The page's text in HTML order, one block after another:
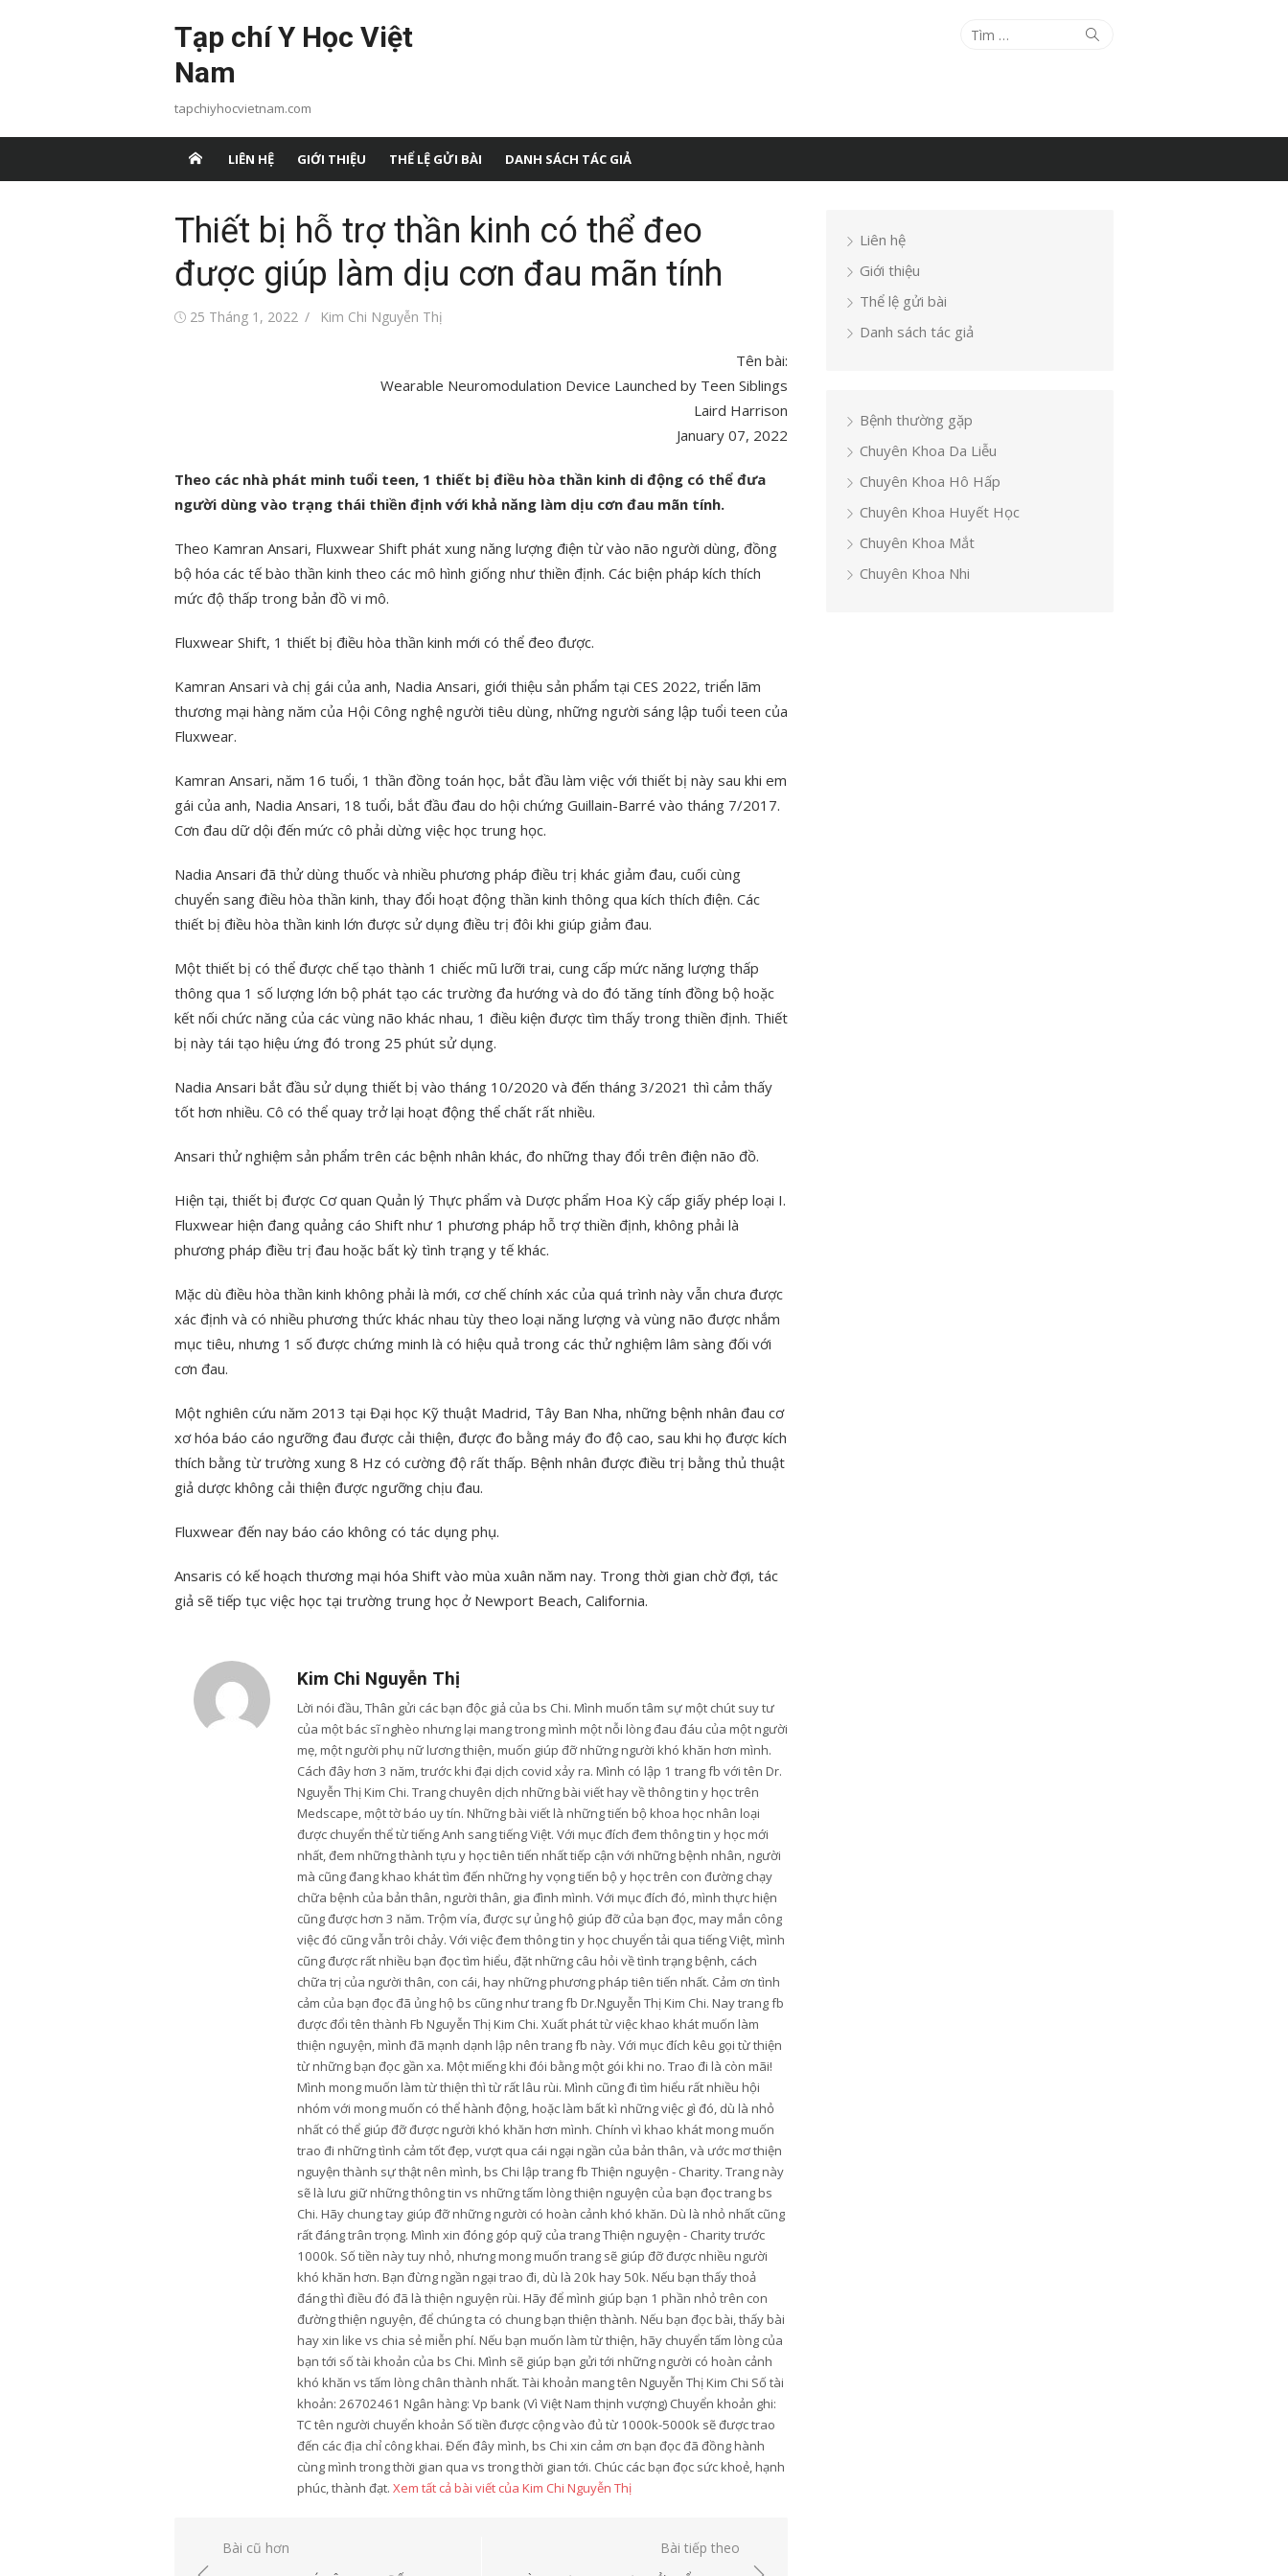
Tạp chí Y Học Việt
Nam
tapchiyhocvietnam.com
Tìm
Tìm
LIÊN HỆ GIỚI THIỆU THỂ LỆ GỬI BÀI DANH SÁCH TÁC GIẢ
Thiết bị hỗ trợ thần kinh có thể đeo
được giúp làm dịu cơn đau mãn tính
Đăng25 Tháng 1, 2022
Tác
Kim Chi Nguyễn Thị
Tên bài:
Wearable Neuromodulation Device Launched by Teen Siblings
Laird Harrison
January 07, 2022
Theo các nhà phát minh tuổi teen, 1 thiết bị điều hòa thần kinh di động có thể đưa
người dùng vào trạng thái thiền định với khả năng làm dịu cơn đau mãn tính.
Theo Kamran Ansari, Fluxwear Shift phát xung năng lượng điện từ vào não người dùng, đồng
bộ hóa các tế bào thần kinh theo các mô hình giống như thiền định. Các biện pháp kích thích
mức độ thấp trong bản đồ vi mô.
Fluxwear Shift, 1 thiết bị điều hòa thần kinh mới có thể đeo được.
Kamran Ansari và chị gái của anh, Nadia Ansari, giới thiệu sản phẩm tại CES 2022, triển lãm
thương mại hàng năm của Hội Công nghệ người tiêu dùng, những người sáng lập tuổi teen của
Fluxwear.
Kamran Ansari, năm 16 tuổi, 1 thần đồng toán học, bắt đầu làm việc với thiết bị này sau khi em
gái của anh, Nadia Ansari, 18 tuổi, bắt đầu đau do hội chứng Guillain-Barré vào tháng 7/2017.
Cơn đau dữ dội đến mức cô phải dừng việc học trung học.
Nadia Ansari đã thử dùng thuốc và nhiều phương pháp điều trị khác giảm đau, cuối cùng
chuyển sang điều hòa thần kinh, thay đổi hoạt động thần kinh thông qua kích thích điện. Các
thiết bị điều hòa thần kinh lớn được sử dụng điều trị đôi khi giúp giảm đau.
Một thiết bị có thể được chế tạo thành 1 chiếc mũ lưỡi trai, cung cấp mức năng lượng thấp
thông qua 1 số lượng lớn bộ phát tạo các trường đa hướng và do đó tăng tính đồng bộ hoặc
kết nối chức năng của các vùng não khác nhau, 1 điều kiện được tìm thấy trong thiền định. Thiết
bị này tái tạo hiệu ứng đó trong 25 phút sử dụng.
Nadia Ansari bắt đầu sử dụng thiết bị vào tháng 10/2020 và đến tháng 3/2021 thì cảm thấy
tốt hơn nhiều. Cô có thể quay trở lại hoạt động thể chất rất nhiều.
Ansari thử nghiệm sản phẩm trên các bệnh nhân khác, đo những thay đổi trên điện não đồ.
Hiện tại, thiết bị được Cơ quan Quản lý Thực phẩm và Dược phẩm Hoa Kỳ cấp giấy phép loại I.
Fluxwear hiện đang quảng cáo Shift như 1 phương pháp hỗ trợ thiền định, không phải là
phương pháp điều trị đau hoặc bất kỳ tình trạng y tế khác.
Mặc dù điều hòa thần kinh không phải là mới, cơ chế chính xác của quá trình này vẫn chưa được
xác định và có nhiều phương thức khác nhau tùy theo loại năng lượng và vùng não được nhắm
mục tiêu, nhưng 1 số được chứng minh là có hiệu quả trong các thử nghiệm lâm sàng đối với
cơn đau.
Một nghiên cứu năm 2013 tại Đại học Kỹ thuật Madrid, Tây Ban Nha, những bệnh nhân đau cơ
xơ hóa báo cáo ngưỡng đau được cải thiện, được đo bằng máy đo độ cao, sau khi họ được kích
thích bằng từ trường xung 8 Hz có cường độ rất thấp. Bệnh nhân được điều trị bằng thủ thuật
giả dược không cải thiện được ngưỡng chịu đau.
Fluxwear đến nay báo cáo không có tác dụng phụ.
Ansaris có kế hoạch thương mại hóa Shift vào mùa xuân năm nay. Trong thời gian chờ đợi, tác
giả sẽ tiếp tục việc học tại trường trung học ở Newport Beach, California.
Kim Chi Nguyễn Thị
Lời nói đầu, Thân gửi các bạn độc giả của bs Chi. Mình muốn tâm sự một chút suy tư
của một bác sĩ nghèo nhưng lại mang trong mình một nỗi lòng đau đáu của một người
mẹ, một người phụ nữ lương thiện, muốn giúp đỡ những người khó khăn hơn mình.
Cách đây hơn 3 năm, trước khi đại dịch covid xảy ra. Mình có lập 1 trang fb với tên Dr.
Nguyễn Thị Kim Chi. Trang chuyên dịch những bài viết hay về thông tin y học trên
Medscape, một tờ báo uy tín. Những bài viết là những tiến bộ khoa học nhân loại
được chuyển thể từ tiếng Anh sang tiếng Việt. Với mục đích đem thông tin y học mới
nhất, đem những thành tựu y học tiên tiến nhất tiếp cận với những bệnh nhân, người
mà cũng đang khao khát tìm đến những hy vọng tiến bộ y học trên con đường chạy
chữa bệnh của bản thân, người thân, gia đình mình. Với mục đích đó, mình thực hiện
cũng được hơn 3 năm. Trộm vía, được sự ủng hộ giúp đỡ của bạn đọc, may mắn công
việc đó cũng vẫn trôi chảy. Với việc đem thông tin y học chuyển tải qua tiếng Việt, mình
cũng được rất nhiều bạn đọc tìm hiểu, đặt những câu hỏi về tình trạng bệnh, cách
chữa trị của người thân, con cái, hay những phương pháp tiên tiến nhất. Cảm ơn tình
cảm của bạn đọc đã ủng hộ bs cũng như trang fb Dr.Nguyễn Thị Kim Chi. Nay trang fb
được đổi tên thành Fb Nguyễn Thị Kim Chi. Xuất phát từ việc khao khát muốn làm
thiện nguyện, mình đã mạnh dạnh lập nên trang fb này. Với mục đích kêu gọi từ thiện
từ những bạn đọc gần xa. Một miếng khi đói bằng một gói khi no. Trao đi là còn mãi!
Mình mong muốn làm từ thiện thì từ rất lâu rùi. Mình cũng đi tìm hiểu rất nhiều hội
nhóm với mong muốn có thể hành động, hoặc làm bất kì những việc gì đó, dù là nhỏ
nhất có thể giúp đỡ được người khó khăn hơn mình. Chính vì khao khát mong muốn
trao đi những tình cảm tốt đẹp, vượt qua cái ngại ngần của bản thân, và ước mơ thiện
nguyện thành sự thật nên mình, bs Chi lập trang fb Thiện nguyện - Charity. Trang này
sẽ là lưu giữ những thông tin vs những tấm lòng thiện nguyện của bạn đọc trang bs
Chi. Hãy chung tay giúp đỡ những người có hoàn cảnh khó khăn. Dù là nhỏ nhất cũng
rất đáng trân trọng. Mình xin đóng góp quỹ của trang Thiện nguyện - Charity trước
1000k. Số tiền này tuy nhỏ, nhưng mong muốn trang sẽ giúp đỡ được nhiều người
khó khăn hơn. Bạn đừng ngần ngại trao đi, dù là 20k hay 50k. Nếu bạn thấy thoả
đáng thì điều đó đã là thiện nguyện rùi. Hãy để mình giúp bạn 1 phần nhỏ trên con
đường thiện nguyện, để chúng ta có chung bạn thiện thành. Nếu bạn đọc bài, thấy bài
hay xin like vs chia sẻ miễn phí. Nếu bạn muốn làm từ thiện, hãy chuyển tấm lòng của
bạn tới số tài khoản của bs Chi. Mình sẽ giúp bạn gửi tới những người có hoàn cảnh
khó khăn vs tấm lòng chân thành nhất. Tài khoản mang tên Nguyễn Thị Kim Chi Số tài
khoản: 26702461 Ngân hàng: Vp bank (Vì Việt Nam thịnh vượng) Chuyển khoản ghi:
TC tên người chuyển khoản Số tiền được cộng vào đủ từ 1000k-5000k sẽ được trao
đến các địa chỉ công khai. Đến đây mình, bs Chi xin cảm ơn bạn đọc đã đồng hành
cùng mình trong thời gian qua vs trong thời gian tới. Chúc các bạn đọc sức khoẻ, hạnh
phúc, thành đạt. Xem tất cả bài viết của Kim Chi Nguyễn Thị
ĐiềuBài cũ hơn Bài tiếp theo
Liên hệ
Giới thiệu
Thể lệ gửi bài
Danh sách tác giả
Bệnh thường gặp
Chuyên Khoa Da Liễu
Chuyên Khoa Hô Hấp
Chuyên Khoa Huyết Học
Chuyên Khoa Mắt
Chuyên Khoa Nhi